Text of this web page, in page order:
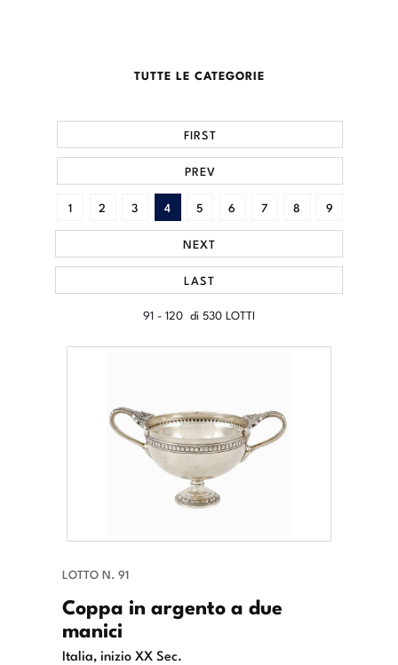
TUTTE LE CATEGORIE
91 - 120 di 530 LOTTI
FIRST
PREV
1 2 3 4 5 6 7 8 9
NEXT
LAST
LOTTO N. 91
Coppa in argento a due
manici
Italia, inizio XX Sec.